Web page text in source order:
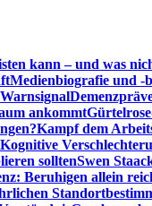
kann – und was
Medienbiografie und -
ankommt
Kampf dem
Kognitive
solltenSwen
Beruhigen allein